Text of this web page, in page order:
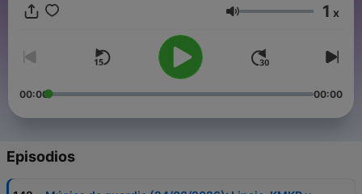
Volumen 1 x
00:00 00:00
Episodios